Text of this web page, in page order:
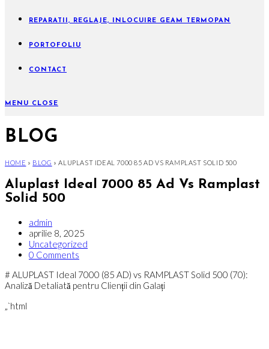
REPARATII, REGLAJE, INLOCUIRE GEAM TERMOPAN
PORTOFOLIU
CONTACT
MENU CLOSE
BLOG
HOME » BLOG »ALUPLAST IDEAL 7000 85 AD VS RAMPLAST SOLID 500
Aluplast Ideal 7000 85 Ad Vs Ramplast
Solid 500
Post
author:
admin
Post
published:
aprilie 8, 2025
Post
category:
Uncategorized
Post
0 Comments
# ALUPLAST Ideal 7000 (85 AD) vs RAMPLAST Solid 500 (70):
Analiză Detaliată pentru Clienții din Galați
„`html